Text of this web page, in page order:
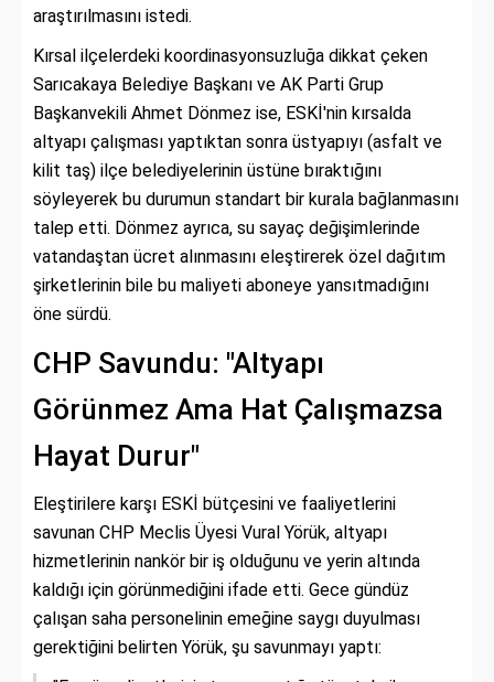
araştırılmasını istedi.
Kırsal ilçelerdeki koordinasyonsuzluğa dikkat çeken
Sarıcakaya Belediye Başkanı ve AK Parti Grup
Başkanvekili Ahmet Dönmez ise, ESKİ'nin kırsalda
altyapı çalışması yaptıktan sonra üstyapıyı (asfalt ve
kilit taş) ilçe belediyelerinin üstüne bıraktığını
söyleyerek bu durumun standart bir kurala bağlanmasını
talep etti. Dönmez ayrıca, su sayaç değişimlerinde
vatandaştan ücret alınmasını eleştirerek özel dağıtım
şirketlerinin bile bu maliyeti aboneye yansıtmadığını
öne sürdü.
CHP Savundu: "Altyapı
Görünmez Ama Hat Çalışmazsa
Hayat Durur"
Eleştirilere karşı ESKİ bütçesini ve faaliyetlerini
savunan CHP Meclis Üyesi Vural Yörük, altyapı
hizmetlerinin nankör bir iş olduğunu ve yerin altında
kaldığı için görünmediğini ifade etti. Gece gündüz
çalışan saha personelinin emeğine saygı duyulması
gerektiğini belirten Yörük, şu savunmayı yaptı: